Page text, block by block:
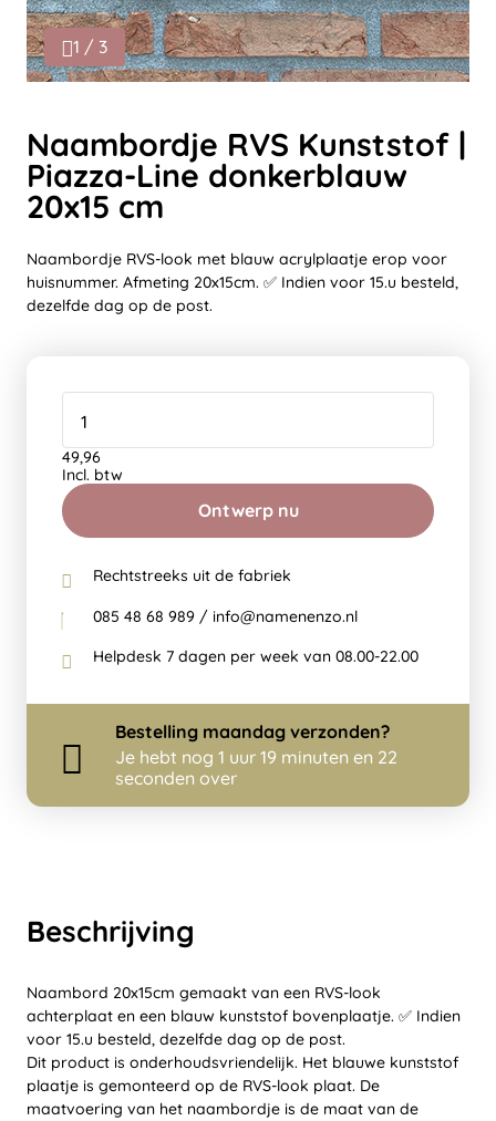
Beschrijving
Naambord 20x15cm gemaakt van een RVS-look
achterplaat en een blauw kunststof bovenplaatje. ✅ Indien
voor 15.u besteld, dezelfde dag op de post.
Dit product is onderhoudsvriendelijk. Het blauwe kunststof
plaatje is gemonteerd op de RVS-look plaat. De
maatvoering van het naambordje is de maat van de
1 / 3
Naambordje RVS Kunststof |
Piazza-Line donkerblauw
20x15 cm
Naambordje RVS-look met blauw acrylplaatje erop voor
huisnummer. Afmeting 20x15cm. ✅ Indien voor 15.u besteld,
dezelfde dag op de post.
Ontwerp nu
49,96
Incl. btw
Rechtstreeks uit de fabriek
085 48 68 989 / info@namenenzo.nl
Helpdesk 7 dagen per week van 08.00-22.00
Bestelling maandag verzonden?
Je hebt nog 1 uur 19 minuten en 22
seconden over